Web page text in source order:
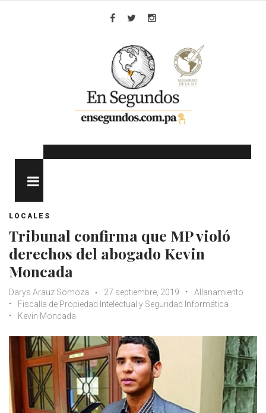
LOCALES
Tribunal confirma que MP violó
derechos del abogado Kevin
Moncada
Darys Arauz Somoza 27 septiembre, 2019
Allanamiento
Fiscalía de Propiedad Intelectual y Seguridad Informática
Kevin Moncada